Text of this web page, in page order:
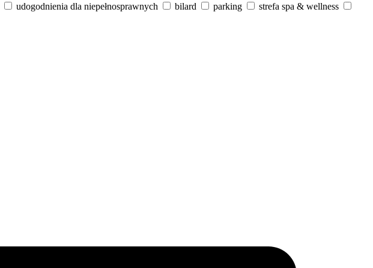
udogodnienia dla niepełnosprawnych bilard parking
strefa spa & wellness